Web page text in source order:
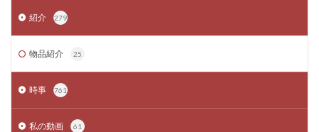
紹介 279
物品紹介 25
時事 761
私の動画 61